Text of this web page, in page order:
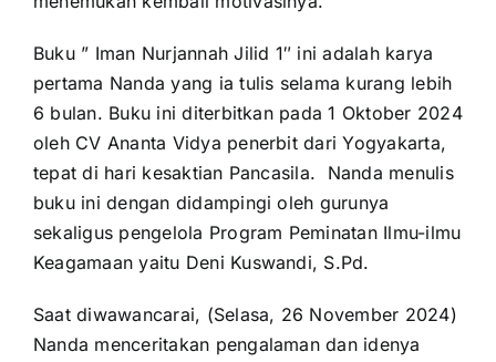
Buku ” Iman Nurjannah Jilid 1″ ini adalah karya
pertama Nanda yang ia tulis selama kurang lebih
6 bulan. Buku ini diterbitkan pada 1 Oktober 2024
oleh CV Ananta Vidya penerbit dari Yogyakarta,
tepat di hari kesaktian Pancasila. Nanda menulis
buku ini dengan didampingi oleh gurunya
sekaligus pengelola Program Peminatan Ilmu-ilmu
Keagamaan yaitu Deni Kuswandi, S.Pd.
Saat diwawancarai, (Selasa, 26 November 2024)
Nanda menceritakan pengalaman dan idenya